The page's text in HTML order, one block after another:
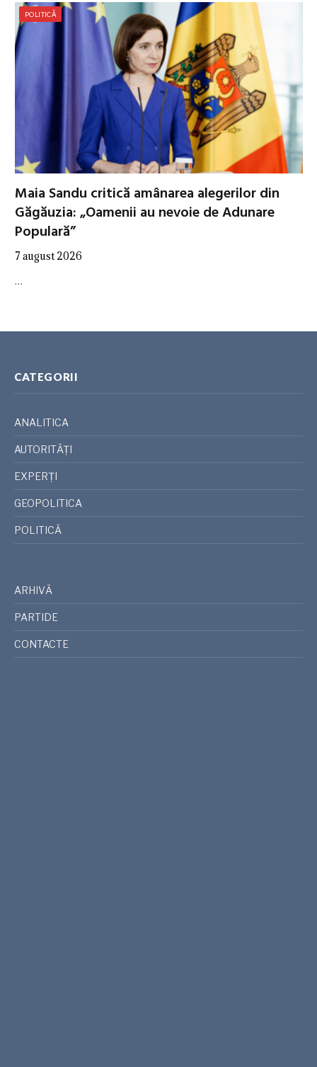
POLITICĂ
Maia Sandu critică amânarea alegerilor din
Găgăuzia: „Oamenii au nevoie de Adunare
Populară”
7 august 2026
…
CATEGORII
ANALITICA
AUTORITĂȚI
EXPERȚI
GEOPOLITICA
POLITICĂ
ARHIVĂ
PARTIDE
CONTACTE